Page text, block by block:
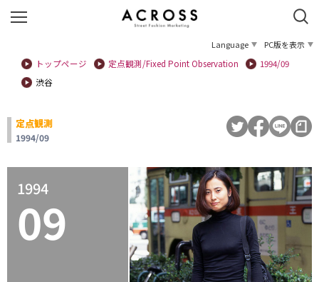
Language
PC版を表示
トップページ
定点観測/Fixed Point Observation
1994/09
渋谷
定点観測
1994/09
1994
09